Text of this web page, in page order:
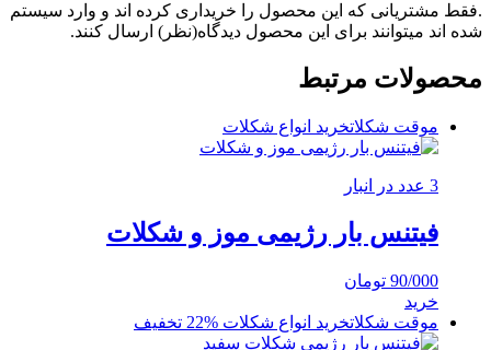
.فقط مشتریانی که این محصول را خریداری کرده اند و وارد سیستم
شده اند میتوانند برای این محصول دیدگاه(نظر) ارسال کنند.
محصولات مرتبط
موقت شکلاتخرید انواع شکلات
3 عدد در انبار
فیتنس بار رژیمی موز و شکلات
90/000 تومان
خرید
موقت شکلاتخرید انواع شکلات %22 تخفیف